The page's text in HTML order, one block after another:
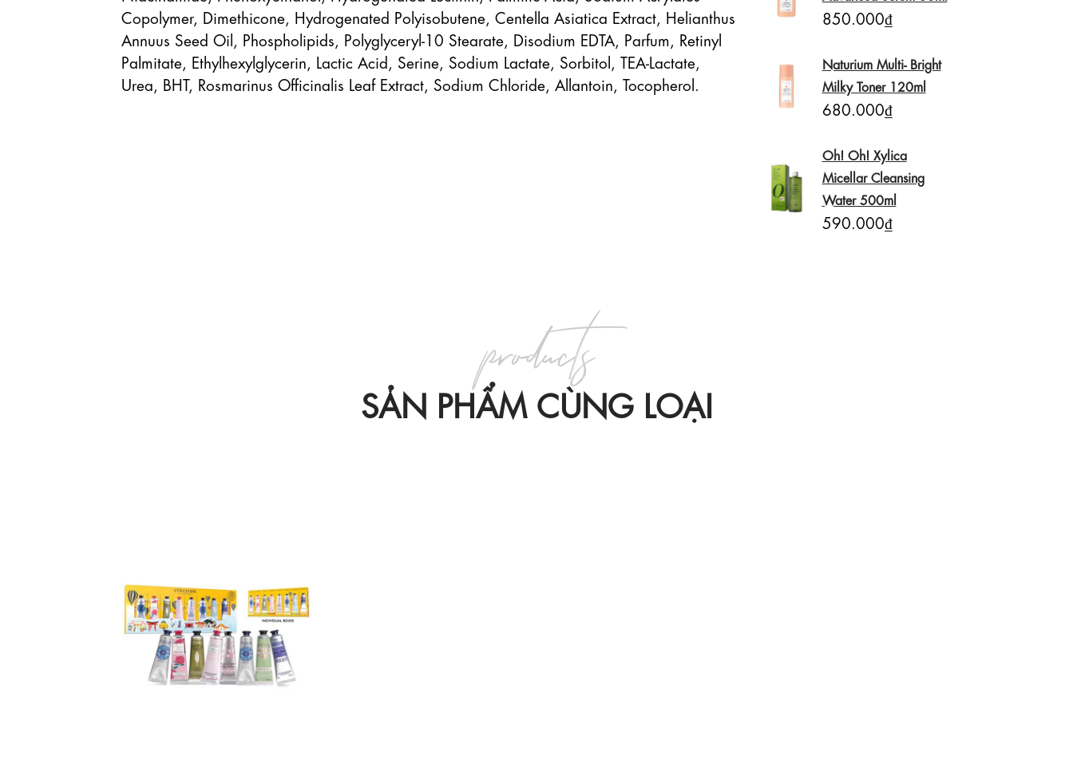
Copolymer, Dimethicone, Hydrogenated Polyisobutene, Centella Asiatica Extract, Helianthus
Annuus Seed Oil, Phospholipids, Polyglyceryl-10 Stearate, Disodium EDTA, Parfum, Retinyl
Palmitate, Ethylhexylglycerin, Lactic Acid, Serine, Sodium Lactate, Sorbitol, TEA-Lactate,
Urea, BHT, Rosmarinus Officinalis Leaf Extract, Sodium Chloride, Allantoin, Tocopherol.
850.000₫
Naturium Multi- Bright
Milky Toner 120ml
680.000₫
Oh! Oh! Xylica
Micellar Cleansing
Water 500ml
590.000₫
SẢN PHẨM CÙNG LOẠI
products